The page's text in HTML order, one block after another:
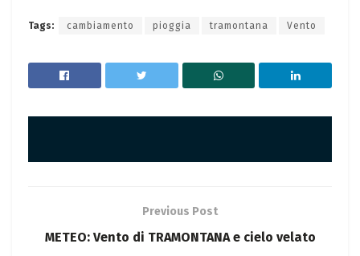
Tags: cambiamento pioggia tramontana Vento
Previous Post
METEO: Vento di TRAMONTANA e cielo velato